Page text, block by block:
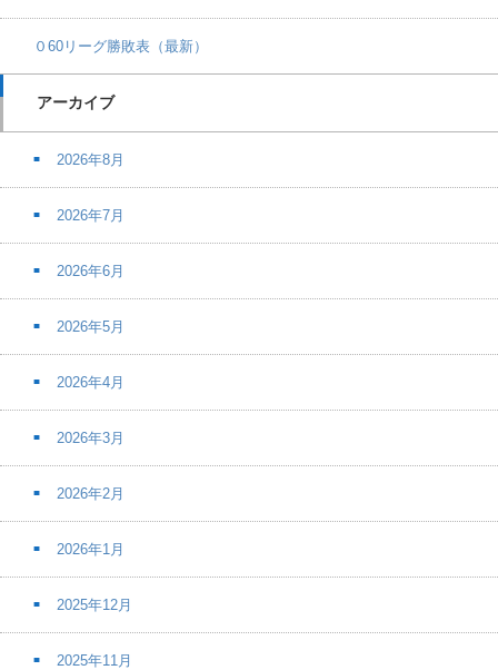
０60リーグ勝敗表（最新）
アーカイブ
2026年8月
2026年7月
2026年6月
2026年5月
2026年4月
2026年3月
2026年2月
2026年1月
2025年12月
2025年11月